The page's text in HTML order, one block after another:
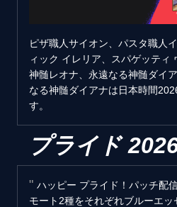
ピザ職人サイオン、パスタ職人
ィック イレリア、スパゲッティ
神髄レオナ、永遠なる神髄ダイ
なる神髄ダイアナは日本時間
す。
プライド
ハッピー プライド！パッチ配
モート2種をそれぞれブルーエッ